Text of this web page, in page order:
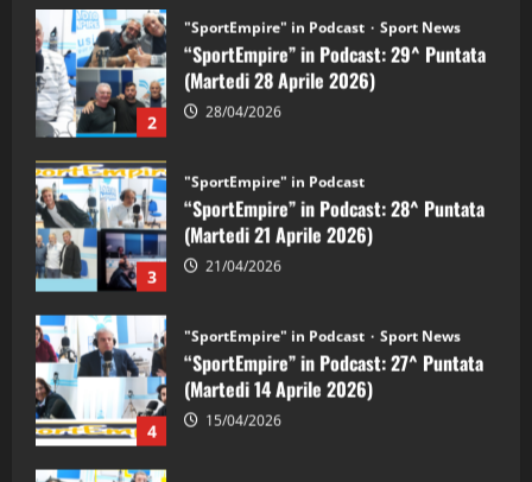
3
"SportEmpire" in Podcast
“SportEmpire” in Podcast: 28^ Puntata
(Martedi 21 Aprile 2026)
21/04/2026
4
"SportEmpire" in Podcast
“SportEmpire” in Podcast: 27^ Puntata
(Martedi 14 Aprile 2026)
15/04/2026
5
"SportEmpire" in Podcast
“SportEmpire” in Podcast: 26^ Puntata
(Martedi 07 Aprile 2026)
08/04/2026